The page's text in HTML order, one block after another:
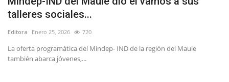
talleres sociales...
Editora Enero 25, 2026 720
La oferta programática del Mindep- IND de la región del Maule
también abarca jóvenes,...